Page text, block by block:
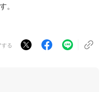
。
する